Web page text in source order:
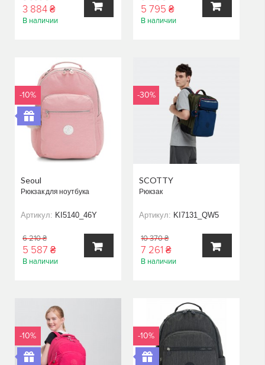
3 884 ₴
В наличии
5 795 ₴
В наличии
-10%
Seoul
Рюкзак для ноутбука
Артикул: KI5140_46Y
6 210 ₴
5 587 ₴
В наличии
-30%
SCOTTY
Рюкзак
Артикул: KI7131_QW5
10 370 ₴
7 261 ₴
В наличии
-10% -10%